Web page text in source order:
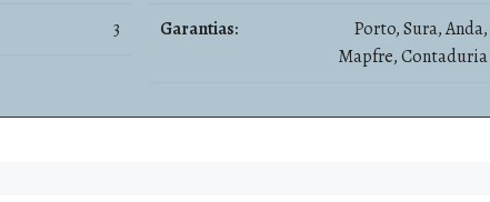
3 Garantias:
Porto, Sura, Anda,
Mapfre, Contaduria